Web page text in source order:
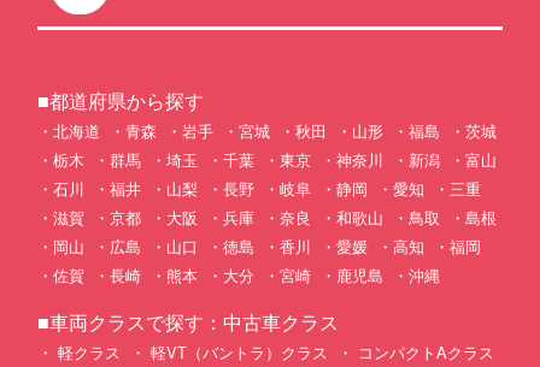
■都道府県から探す
北海道 青森 岩手 宮城 秋田 山形 福島
茨城
栃木
群馬 埼玉 千葉 東京 神奈川 新潟
富山
石川
福井 山梨 長野 岐阜 静岡 愛知
三重
滋賀
京都 大阪 兵庫 奈良 和歌山 鳥取
島根
岡山
広島 山口 徳島 香川 愛媛 高知
福岡
佐賀
長崎 熊本 大分 宮崎 鹿児島 沖縄
■車両クラスで探す：中古車クラス
軽クラス 軽VT（バントラ）クラス
コンパクトAクラス